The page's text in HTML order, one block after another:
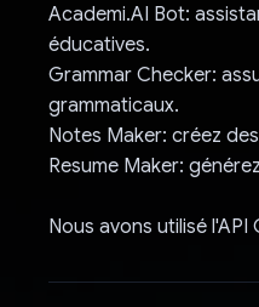
Academi.AI Bot:
éducatives.
Grammar Checker:
grammaticaux.
Notes Maker: créez
Resume Maker:
Nous avons utilisé